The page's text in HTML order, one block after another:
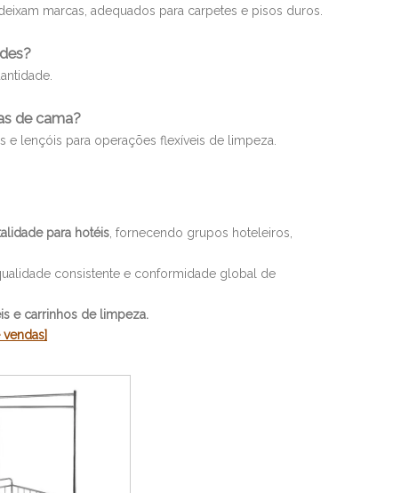
marcas, adequados para carpetes e pisos duros.
de cama?
lençóis para operações flexíveis de limpeza.
para hotéis , fornecendo grupos hoteleiros,
consistente e conformidade global de
e carrinhos de limpeza.